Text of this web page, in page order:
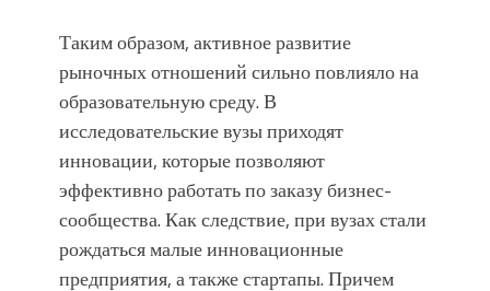
Таким образом, активное развитие
рыночных отношений сильно повлияло на
образовательную среду. В
исследовательские вузы приходят
инновации, которые позволяют
эффективно работать по заказу бизнес-
сообщества. Как следствие, при вузах стали
рождаться малые инновационные
предприятия, а также стартапы. Причем